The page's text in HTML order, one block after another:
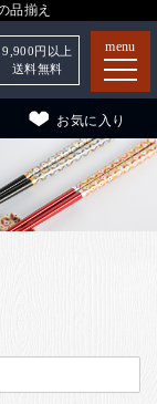
品揃え
menu
お気に入り
9,900 円以上
送料無料